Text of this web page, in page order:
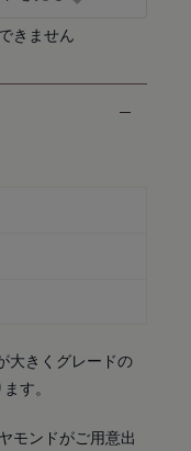
きません
大きくグレードの
す。
モンドがご用意出